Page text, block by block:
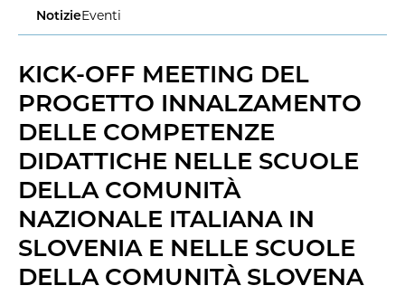
NotizieEventi
KICK-OFF MEETING DEL
PROGETTO INNALZAMENTO
DELLE COMPETENZE
DIDATTICHE NELLE SCUOLE
DELLA COMUNITÀ
NAZIONALE ITALIANA IN
SLOVENIA E NELLE SCUOLE
DELLA COMUNITÀ SLOVENA